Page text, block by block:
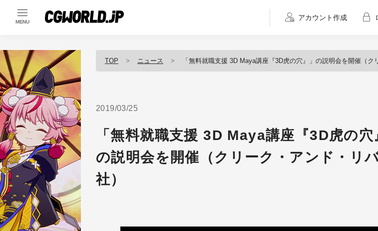
MENU
アカウント作成
TOP ニュース 「無料就職支援 3D Maya講座『3D虎の穴』」の説明会を開催（クリーク・アンド・リ
2019/03/25
「無料就職支援 3D Maya講座『3D虎の穴
の説明会を開催（クリーク・アンド・リ
社）